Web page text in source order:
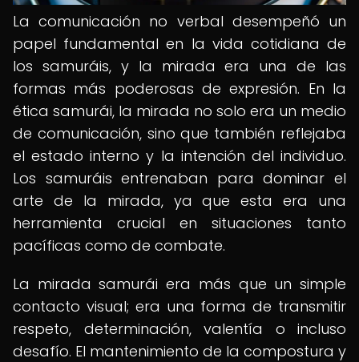
La comunicación no verbal desempeñó un
papel fundamental en la vida cotidiana de
los samuráis, y la mirada era una de las
formas más poderosas de expresión. En la
ética samurái, la mirada no solo era un medio
de comunicación, sino que también reflejaba
el estado interno y la intención del individuo.
Los samuráis entrenaban para dominar el
arte de la mirada, ya que esta era una
herramienta crucial en situaciones tanto
pacíficas como de combate.
La mirada samurái era más que un simple
contacto visual; era una forma de transmitir
respeto, determinación, valentía o incluso
desafío. El mantenimiento de la compostura y